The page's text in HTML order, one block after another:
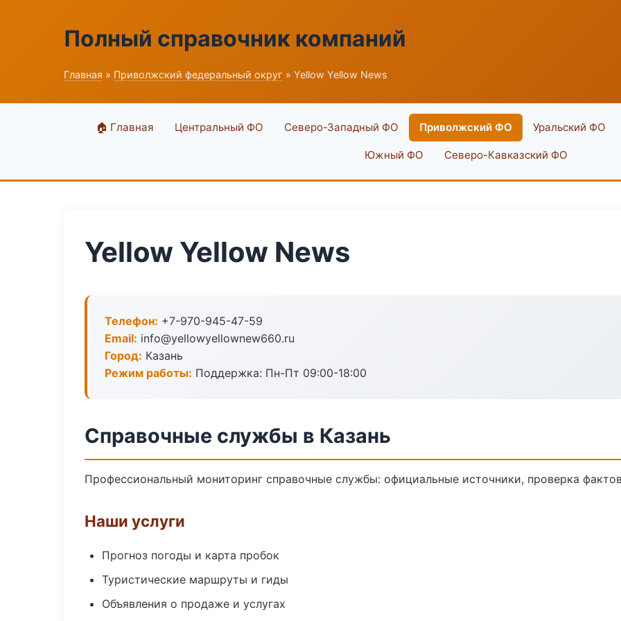
Полный справочник компаний
Главная » Приволжский федеральный округ » Yellow Yellow News
🏠 Главная Центральный ФО Северо-Западный ФО Приволжский ФО Уральский ФО
Южный ФО Северо-Кавказский ФО
Yellow Yellow News
Телефон: +7-970-945-47-59
Email: info@yellowyellownew660.ru
Город: Казань
Режим работы: Поддержка: Пн-Пт 09:00-18:00
Справочные службы в Казань
Профессиональный мониторинг справочные службы: официальные источники, проверка
Наши услуги
Прогноз погоды и карта пробок
Туристические маршруты и гиды
Объявления о продаже и услугах